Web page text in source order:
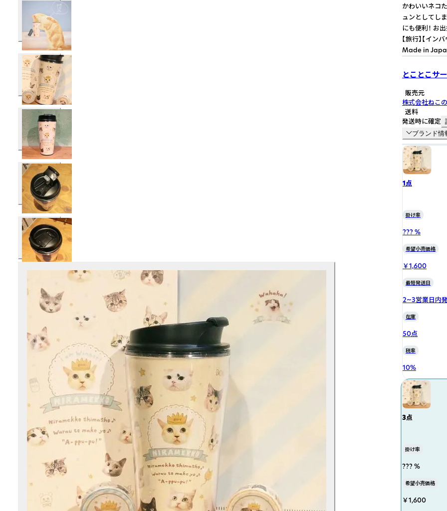
かわいいネコ
ュンとしてし
にも便利！ お出
【旅行】【イ
Made in
とことこサ
販売元
株式会社ねこ
送料
発送時に確定
ブランド情
1点
掛け率
??? %
希望小売価格
￥1,600
最短発送日
2~3営業日内
在庫
50点
税率
10%
3点
掛け率
??? %
希望小売価格
￥1,600